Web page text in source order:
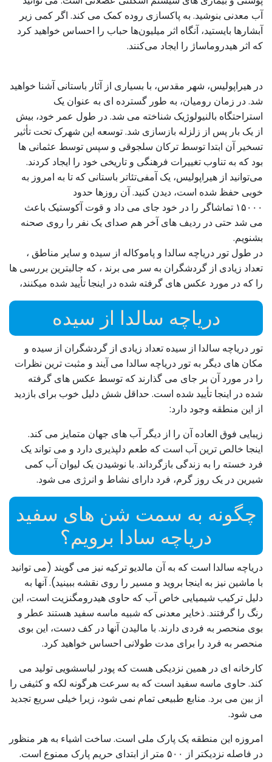
آب معدنی بنوشید. به پاکسازی روده کمک می کند. اگر کمی زیر
آبشارها بایستید، آنگاه اثر میلیون‌ها حباب را احساس خواهید کرد
که اثر هیدروماساژ را ایجاد می‌کنند.
در هیراپولیس، شهر مقدس، با بسیاری از آثار باستانی آشنا خواهید
شد. در زمان رومیان، به طور گسترده ای به عنوان یک
استراحتگاه بالنیولوژیک شناخته می شد. در طول عمر خود، بیش
از یک بار پس از زلزله بازسازی شد. توسعه این شهرک تحت تأثیر
تسخیر آن ابتدا توسط ترکان سلجوقی و سپس توسط عثمانی ها
بود که به تناوب تغییرات فرهنگی و تاریخی خود را ایجاد کردند.
می‌توانید از هیراپولیس، یک آمفی‌تئاتر باستانی که تا به امروز به
خوبی حفظ شده است، دیدن کنید. آن روزها حدود
۱۵۰۰۰ تماشاگر را در خود جای می داد و قوت آکوستیک باعث
می شد حتی در ردیف های آخر هم صدای یک نفر را روی صحنه
بشنویم.
در طول تور دریاچه سالدا و پاموکاله از سیده و سایر مناطق ،
تعداد زیادی از گردشگران به سر می برند ، که جالبترین بررسی ها
را که در مورد عکس های گرفته شده در اینجا تأیید شده میکنند،
دریاچه سالدا از سیده
تور دریاچه سالدا از سیده تعداد زیادی از گردشگران از سیده و
مکان های دیگر به تور دریاچه سالدا می آیند و مثبت ترین نظرات
را در مورد آن بر جای می گذارند که توسط عکس های گرفته
شده در اینجا تأیید شده است. حداقل شش دلیل خوب برای بازدید
از این منطقه وجود دارد:
زیبایی فوق العاده آن را از دیگر آب های جهان متمایز می کند.
اینجا خالص ترین آب است که طعم دلپذیری دارد و می تواند یک
فرد خسته را به زندگی بازگرداند. با نوشیدن یک لیوان آب کمی
شیرین در یک روز گرم، فرد دارای نشاط و انرژی می شود.
چگونه به سمت شن های سفید
دریاچه سادا برویم؟
دریاچه سالدا است که به آن مالدیو ترکیه نیز می گویند (می توانید
با ماشین نیز به اینجا بروید و مسیر را روی نقشه ببینید). آنها به
دلیل ترکیب شیمیایی خاص آب که حاوی هیدرومگنزیت است، این
رنگ را گرفتند. ذخایر معدنی که شبیه ماسه سفید هستند عطر و
بوی منحصر به فردی دارند. با مالیدن آنها در کف دست، این بوی
منحصر به فرد را برای مدت طولانی احساس خواهید کرد.
کارخانه ای در همین نزدیکی هست که پودر لباسشویی تولید می
کند. حاوی ماسه سفید است که به سرعت هرگونه لکه و کثیفی را
از بین می برد. منابع طبیعی تمام نمی شود، زیرا خیلی سریع تجدید
می شود.
امروزه این منطقه یک پارک ملی است. ساخت اشیاء به هر منظور
در فاصله نزدیکتر از ۵۰۰ متر از ابتدای حریم پارک ممنوع است.